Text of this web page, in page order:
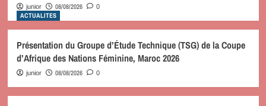
junior 08/08/2026 0
ACTUALITES
Présentation du Groupe d’Étude Technique (TSG) de la Coupe
d’Afrique des Nations Féminine, Maroc 2026
junior 08/08/2026 0